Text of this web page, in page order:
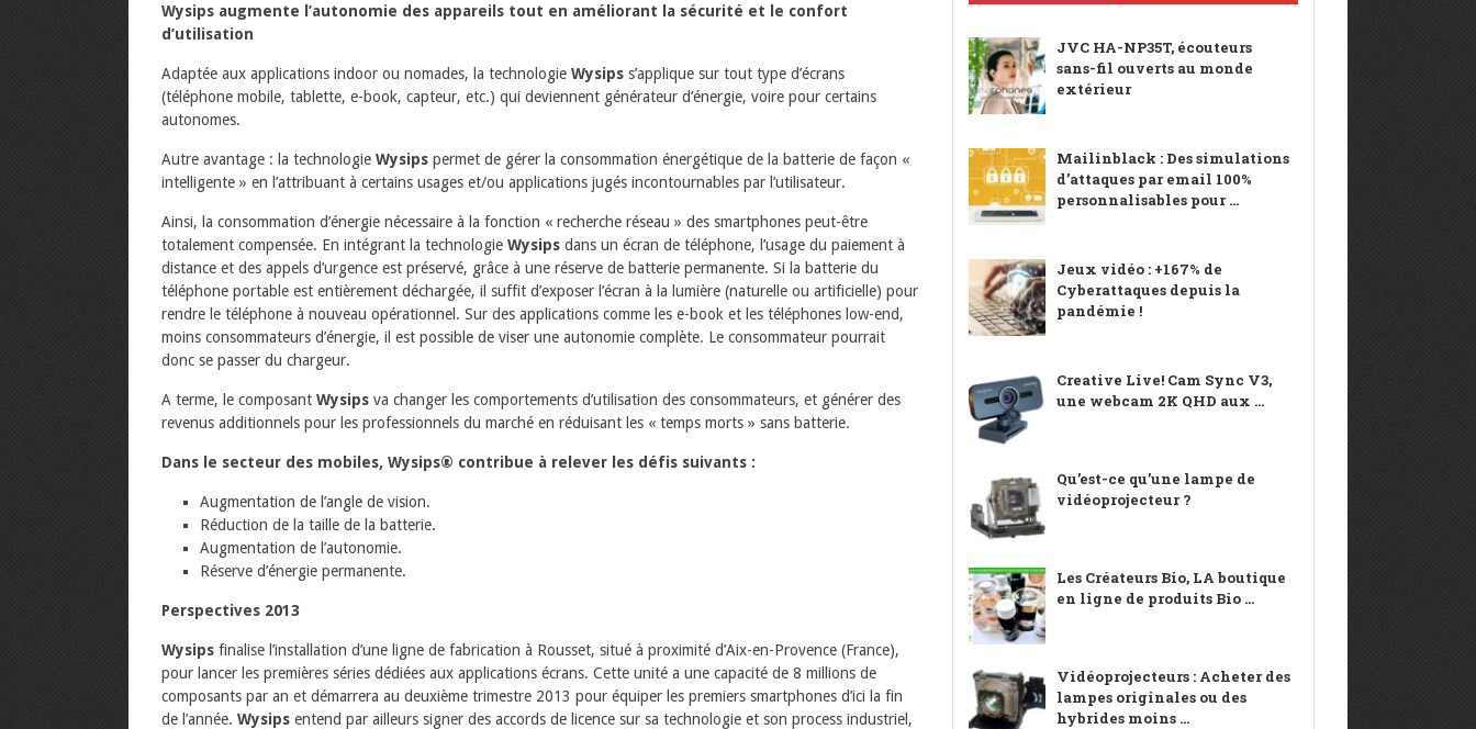
Wysips augmente l’autonomie des appareils tout en améliorant la sécurité et le confort
d’utilisation
Adaptée aux applications indoor ou nomades, la technologie Wysips s’applique sur tout type d’écrans
(téléphone mobile, tablette, e-book, capteur, etc.) qui deviennent générateur d’énergie, voire pour certains
autonomes.
Autre avantage : la technologie Wysips permet de gérer la consommation énergétique de la batterie de façon «
intelligente » en l’attribuant à certains usages et/ou applications jugés incontournables par l’utilisateur.
Ainsi, la consommation d’énergie nécessaire à la fonction « recherche réseau » des smartphones peut-être
totalement compensée. En intégrant la technologie Wysips dans un écran de téléphone, l’usage du paiement à
distance et des appels d’urgence est préservé, grâce à une réserve de batterie permanente. Si la batterie du
téléphone portable est entièrement déchargée, il suffit d’exposer l’écran à la lumière (naturelle ou artificielle) pour
rendre le téléphone à nouveau opérationnel. Sur des applications comme les e-book et les téléphones low-end,
moins consommateurs d’énergie, il est possible de viser une autonomie complète. Le consommateur pourrait
donc se passer du chargeur.
A terme, le composant Wysips va changer les comportements d’utilisation des consommateurs, et générer des
revenus additionnels pour les professionnels du marché en réduisant les « temps morts » sans batterie.
Dans le secteur des mobiles, Wysips® contribue à relever les défis suivants :
Augmentation de l’angle de vision.
Réduction de la taille de la batterie.
Augmentation de l’autonomie.
Réserve d’énergie permanente.
Perspectives 2013
Wysips finalise l’installation d’une ligne de fabrication à Rousset, situé à proximité d’Aix-en-Provence (France),
pour lancer les premières séries dédiées aux applications écrans. Cette unité a une capacité de 8 millions de
composants par an et démarrera au deuxième trimestre 2013 pour équiper les premiers smartphones d’ici la fin
de l’année. Wysips entend par ailleurs signer des accords de licence sur sa technologie et son process industriel,
JVC HA-NP35T, écouteurs
sans-fil ouverts au monde
extérieur
Mailinblack : Des simulations
d’attaques par email 100%
personnalisables pour ...
Jeux vidéo : +167% de
Cyberattaques depuis la
pandémie !
Creative Live! Cam Sync V3,
une webcam 2K QHD aux ...
Qu’est-ce qu’une lampe de
vidéoprojecteur ?
Les Créateurs Bio, LA boutique
en ligne de produits Bio ...
Vidéoprojecteurs : Acheter des
lampes originales ou des
hybrides moins ...